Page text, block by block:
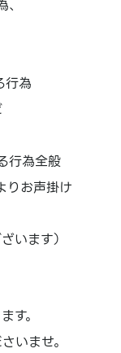
行為
行為全般
りお声掛け
います）
す。
いませ。